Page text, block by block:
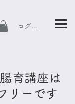
ログイン
育講座は
リーです